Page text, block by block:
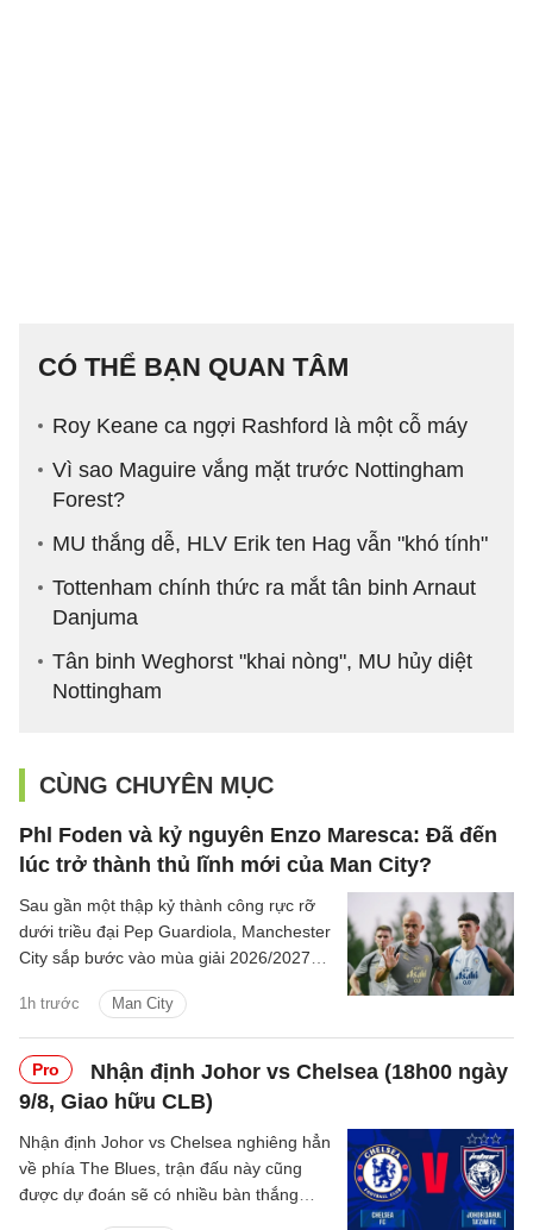
CÓ THỂ BẠN QUAN TÂM
Roy Keane ca ngợi Rashford là một cỗ máy
Vì sao Maguire vắng mặt trước Nottingham
Forest?
MU thắng dễ, HLV Erik ten Hag vẫn "khó tính"
Tottenham chính thức ra mắt tân binh Arnaut
Danjuma
Tân binh Weghorst "khai nòng", MU hủy diệt
Nottingham
CÙNG CHUYÊN MỤC
Phl Foden và kỷ nguyên Enzo Maresca: Đã đến
lúc trở thành thủ lĩnh mới của Man City?
1h trước Man City
Sau gần một thập kỷ thành công rực rỡ
dưới triều đại Pep Guardiola, Manchester
City sắp bước vào mùa giải 2026/2027
trên băng ghế chỉ đạo.
Pro
Nhận định Johor vs Chelsea (18h00 ngày
9/8, Giao hữu CLB)
Nhận định Johor vs Chelsea nghiêng hẳn
về phía The Blues, trận đấu này cũng
được dự đoán sẽ có nhiều bàn thắng